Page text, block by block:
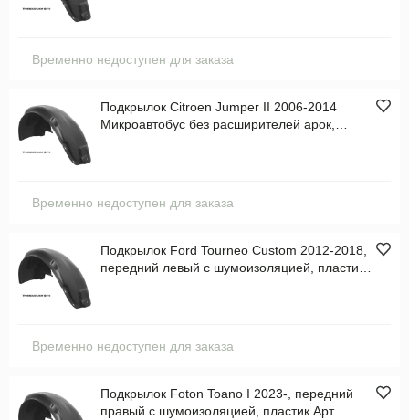
Временно недоступен для заказа
Подкрылок Citroen Jumper II 2006-2014
Микроавтобус без расширителей арок,
Временно недоступен для заказа
Подкрылок Ford Tourneo Custom 2012-2018,
передний левый с шумоизоляцией, пластик
Временно недоступен для заказа
Подкрылок Foton Toano I 2023-, передний
правый с шумоизоляцией, пластик Арт.